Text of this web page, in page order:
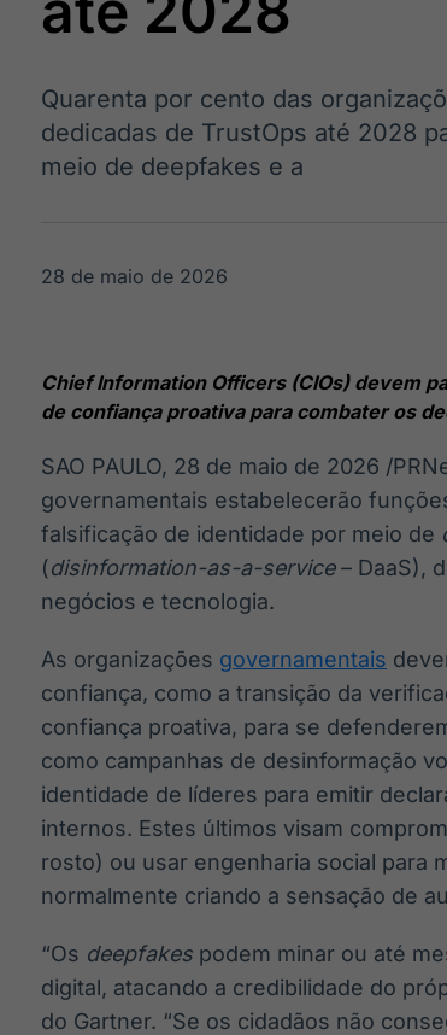
OTC
Datafeed
dados
Ticker
Broadcast
notícias e
Broadcast
analisar fundos
IA
Quarenta por cento das
dedicadas de TrustOps até 2028
meio de deepfakes e a
28 de maio de 2026
Chief Information Officers (CIOs) devem
de confiança proativa para combater os
SAO PAULO, 28 de maio de 2026 /
governamentais estabelecerão
falsificação de identidade por meio de
(disinformation-as-a-service– DaaS),
negócios e tecnologia.
As organizações governamentais
confiança, como a transição da
confiança proativa, para se
como campanhas de desinformação
identidade de líderes para emitir
internos. Estes últimos visam
rosto) ou usar engenharia social para
normalmente criando a sensação de
“Os deepfakes podem minar ou até
digital, atacando a credibilidade do
do Gartner. “Se os cidadãos não